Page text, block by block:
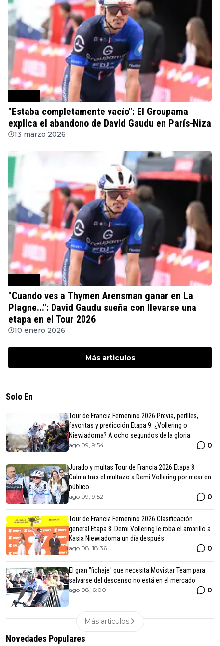
"Estaba completamente vacío": El Groupama
explica el abandono de David Gaudu en París-Niza
13 marzo 2026
"Cuando ves a Thymen Arensman ganar en La
Plagne...": David Gaudu sueña con llevarse una
etapa en el Tour 2026
10 enero 2026
Más articulos
Solo En
Tour de Francia Femenino 2026 Previa, perfiles,
favoritas y predicción Etapa 9: ¿Vollering o
Niewiadoma? A ocho segundos de la gloria
ago 09, 9:54 0
Jurado y multas Tour de Francia 2026 Etapa 8:
Calma tras el multazo a Demi Vollering por mear en
público
ago 09, 9:52 0
Tour de Francia Femenino 2026 Clasificación
general Etapa 8: Demi Vollering le roba el amarillo a
Kasia Niewiadoma un día después
ago 08, 18:36 0
El gran "fichaje" que necesita Movistar Team para
salvarse del descenso no está en el mercado
ago 08, 6:00 0
Más articulos
Novedades Populares